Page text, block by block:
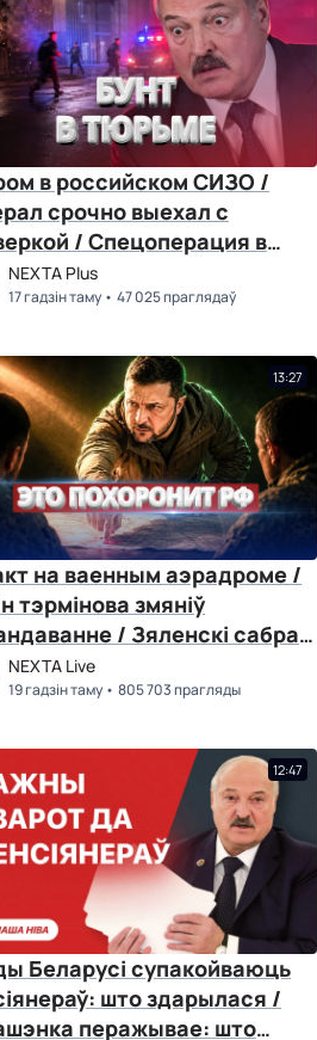
в российском СИЗО /
срочно выехал с
/ Спецоперация в
/ BYстро.NEWS
NEXTA Plus
17 гадзін таму 47 025 праглядаў
13:27
на ваенным аэрадроме /
тэрмінова змяніў
/ Зяленскі сабраў
NEXTA Live
19 гадзін таму 805 703 прагляды
12:47
Беларусі супакойваюць
што здарылася /
перажывае: што